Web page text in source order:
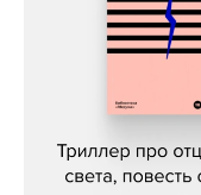
Даниил